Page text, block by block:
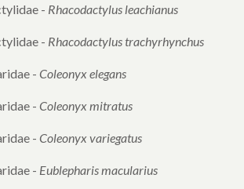
- Rhacodactylus leachianus
- Rhacodactylus trachyrhynchus
- Coleonyx elegans
- Coleonyx mitratus
- Coleonyx variegatus
- Eublepharis macularius